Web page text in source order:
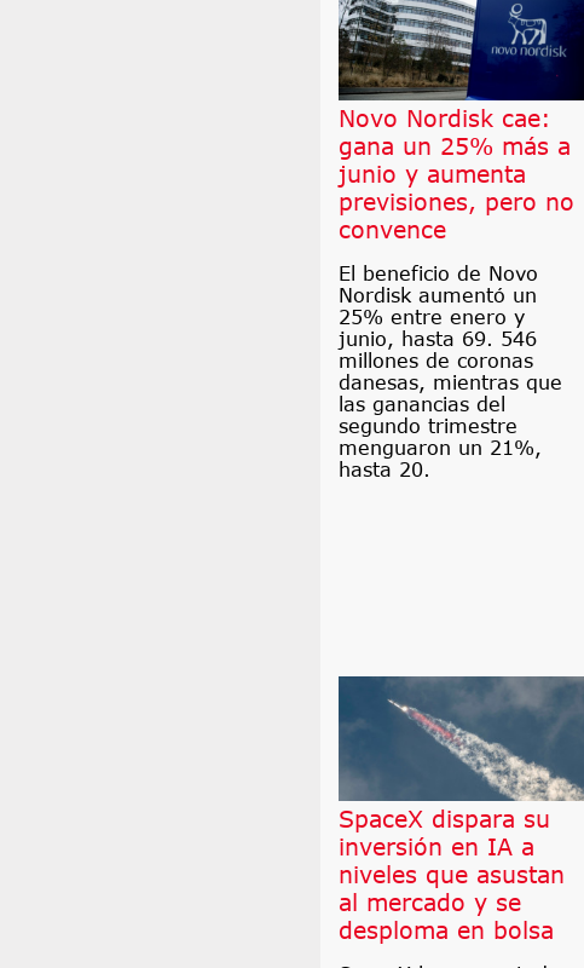
Novo Nordisk cae:
gana un 25% más a
junio y aumenta
previsiones, pero no
convence
El beneficio de Novo
Nordisk aumentó un
25% entre enero y
junio, hasta 69. 546
millones de coronas
danesas, mientras que
las ganancias del
segundo trimestre
menguaron un 21%,
hasta 20.
SpaceX dispara su
inversión en IA a
niveles que asustan
al mercado y se
desploma en bolsa